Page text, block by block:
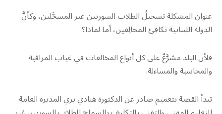
عنوان المشكلة تسجيلُ الطلاب السوريين غير المسجَّلين، وكأنَّ
الدولة اللبنانية تكافئ المخالِفين، أما لماذا؟
فلأن البلد مشرَّعٌ على كل أنواع المخالفات في غياب المراقبة
والمحاسبة والمساءلة.
تبدأ القصة بتعميم صادر عن الدكتورة هنادي بري المديرة العامة